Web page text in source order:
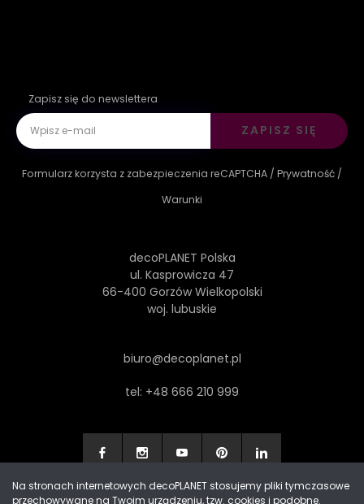
Zapisz się do newslettera
ZAPISZ SIĘ
Formularz korzysta z zabezpieczenia reCAPTCHA / Prywatność /
Warunki
decoPLANET Polska
ul. Kasprowicza 47
66-400 Gorzów Wielkopolski
woj. lubuskie
biuro@decoplanet.pl
tel: +48 666 210 999
Na stronach internetowych decoPLANET stosujemy pliki tymczasowe
przechowywane na Twoim urządzeniu, tzw. cookies i podobne.